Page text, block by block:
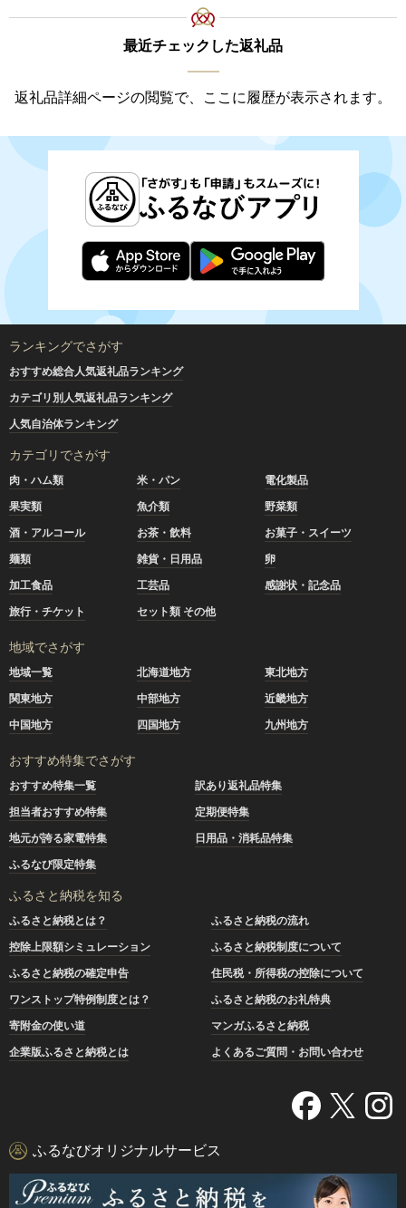
最近チェックした返礼品
返礼品詳細ページの閲覧で、ここに履歴が表示されます。
ランキングでさがす
おすすめ総合人気返礼品ランキング
カテゴリ別人気返礼品ランキング
人気自治体ランキング
カテゴリでさがす
肉・ハム類 米・パン
電化製品
果実類
魚介類
野菜類
酒・アルコール
お茶・飲料
お菓子・スイーツ
麺類
雑貨・日用品
卵
加工食品
工芸品
感謝状・記念品
旅行・チケット
セット類 その他
地域でさがす
地域一覧 北海道地方
東北地方
関東地方
中部地方
近畿地方
中国地方
四国地方 九州地方
おすすめ特集でさがす
おすすめ特集一覧
訳あり返礼品特集
担当者おすすめ特集
定期便特集
地元が誇る家電特集
日用品・消耗品特集
ふるなび限定特集
ふるさと納税を知る
ふるさと納税とは？
ふるさと納税の流れ
控除上限額シミュレーション
ふるさと納税制度について
ふるさと納税の確定申告
住民税・所得税の控除について
ワンストップ特例制度とは？
ふるさと納税のお礼特典
寄附金の使い道
マンガふるさと納税
企業版ふるさと納税とは
よくあるご質問・お問い合わせ
ふるなびオリジナルサービス